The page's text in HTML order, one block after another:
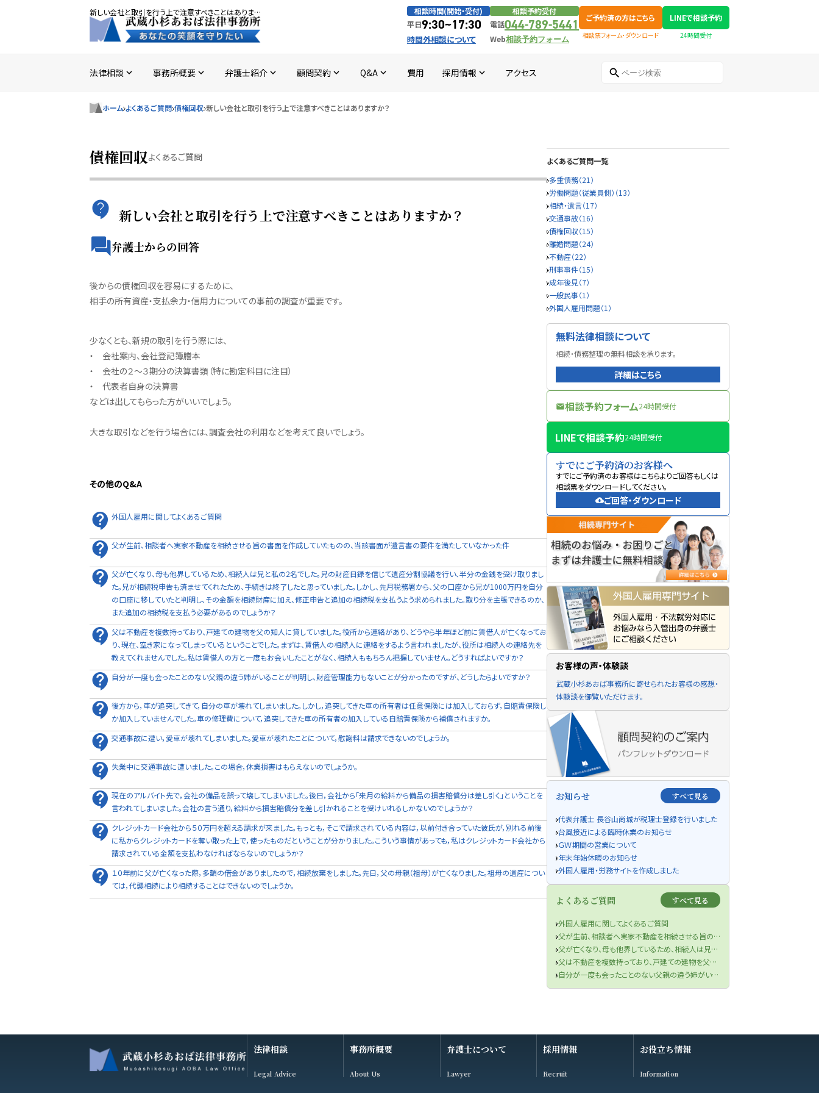
新しい会社と取引を行う上で注意すべきことはありますか？
相談時間(開始・受付)
平日9:30~17:30
時間外相談について
相談予約受付
電話044-789-5441
Web相談予約フォーム
ご予約済の方はこちら
相談票フォーム・ダウンロード
LINEで相談予約
24時間受付
法律相談 expand_more 事務所概要 expand_more 弁護士紹介 expand_more 顧問契約 expand_more Q&A expand_more 費用 採用情報 expand_more アクセス
ホーム よくあるご質問 債権回収 新しい会社と取引を行う上で注意すべきことはありますか？
債権回収よくあるご質問
新しい会社と取引を行う上で注意すべきことはありますか？
弁護士からの回答
後からの債権回収を容易にするために、
相手の所有資産・支払余力・信用力についての事前の調査が重要です。
少なくとも、新規の取引を行う際には、
・ 会社案内、会社登記簿謄本
・ 会社の２～３期分の決算書類（特に勘定科目に注目）
・ 代表者自身の決算書
などは出してもらった方がいいでしょう。
大きな取引などを行う場合には、調査会社の利用などを考えて良いでしょう。
その他のQ&A
外国人雇用に関してよくあるご質問
父が生前、相談者へ実家不動産を相続させる旨の書面を作成していたものの、当該書面が遺言書の要件を満たしていなかった件
父が亡くなり、母も他界しているため、相続人は兄と私の2名でした。兄の財産目録を信じて遺産分割協議を行い、半分の金銭を受け取りまし
た。兄が相続税申告も済ませてくれたため、手続きは終了したと思っていました。しかし、先月税務署から、父の口座から兄が1000万円を自分
の口座に移していたと判明し、その金額を相続財産に加え、修正申告と追加の相続税を支払うよう求められました。取り分を主張できるのか、
また追加の相続税を支払う必要があるのでしょうか？
父は不動産を複数持っており、戸建ての建物を父の知人に貸していました。役所から連絡があり、どうやら半年ほど前に賃借人が亡くなってお
り、現在、空き家になってしまっているということでした。まずは、賃借人の相続人に連絡をするよう言われましたが、役所は相続人の連絡先を
教えてくれませんでした。私は賃借人の方と一度もお会いしたことがなく、相続人ももちろん把握していません。どうすればよいですか？
自分が一度も会ったことのない父親の違う姉がいることが判明し、財産管理能力もないことが分かったのですが、どうしたらよいですか？
後方から，車が追突してきて，自分の車が壊れてしまいました。しかし，追突してきた車の所有者は任意保険には加入しておらず，自賠責保険し
か加入していませんでした。車の修理費について，追突してきた車の所有者の加入している自賠責保険から補償されますか。
交通事故に遭い，愛車が壊れてしまいました。愛車が壊れたことについて，慰謝料は請求できないのでしょうか。
失業中に交通事故に遭いました。この場合，休業損害はもらえないのでしょうか。
現在のアルバイト先で，会社の備品を誤って壊してしまいました。後日，会社から「来月の給料から備品の損害賠償分は差し引く」ということを
言われてしまいました。会社の言う通り，給料から損害賠償分を差し引かれることを受けいれるしかないのでしょうか？
クレジットカード会社から５０万円を超える請求が来ました。もっとも，そこで請求されている内容は，以前付き合っていた彼氏が，別れる前後
に私からクレジットカードを奪い取った上で，使ったものだということが分かりました。こういう事情があっても，私はクレジットカード会社から
請求されている金額を支払わなければならないのでしょうか？
１０年前に父が亡くなった際，多額の借金がありましたので，相続放棄をしました。先日，父の母親（祖母）が亡くなりました。祖母の遺産につい
ては，代襲相続により相続することはできないのでしょうか。
よくあるご質問一覧
多重債務（21）
労働問題（従業員側）（13）
相続・遺言（17）
交通事故（16）
債権回収（15）
離婚問題（24）
不動産（22）
刑事事件（15）
成年後見（7）
一般民事（1）
外国人雇用問題（1）
無料法律相談について
相続・債務整理の無料相談を承ります。
詳細はこちら
mail相談予約フォーム24時間受付
LINEで相談予約24時間受付
すでにご予約済のお客様へ
すでにご予約済のお客様はこちらよりご回答もしくは
相談票をダウンロードしてください。
cloud_downloadご回答・ダウンロード
お客様の声・体験談
武蔵小杉あおば事務所に寄せられたお客様の感想・
体験談を御覧いただけます。
お知らせ すべて見る
代表弁護士 長谷山尚城が税理士登録を行いました
台風接近による臨時休業のお知らせ
ＧＷ期間の営業について
年末年始休暇のお知らせ
外国人雇用・労務サイトを作成しました
よくあるご質問 すべて見る
外国人雇用に関してよくあるご質問
父が生前、相談者へ実家不動産を相続させる旨の書面を作成していたものの、当該書面が遺言書の要件を満たしていなかった件
父が亡くなり、母も他界しているため、相続人は兄と私の2名でした。兄の財産目録を信じて遺産分割協議を行い、半分の金銭を受け取りました。兄が相続税申告も済ませてくれたため、手続きは終了したと思っていました。しかし、先月税務署から、父の口座から兄が1000万円を自分の口座に移していたと判明し、その金額を相続財産に加え、修正申告と追加の相続税を支払うよう求められました。取り分を主張できるのか、また追加の相続税を支払う必要があるのでしょうか？
父は不動産を複数持っており、戸建ての建物を父の知人に貸していました。役所から連絡があり、どうやら半年ほど前に賃借人が亡くなっており、現在、空き家になってしまっているということでした。まずは、賃借人の相続人に連絡をするよう言われましたが、役所は相続人の連絡先を教えてくれませんでした。私は賃借人の方と一度もお会いしたことがなく、相続人ももちろん把握していません。どうすればよいですか？
自分が一度も会ったことのない父親の違う姉がいることが判明し、財産管理能力もないことが分かったのですが、どうしたらよいですか？
法律相談
Legal Advice
事務所概要
About Us
弁護士について
Lawyer
採用情報
Recruit
お役立ち情報
Information